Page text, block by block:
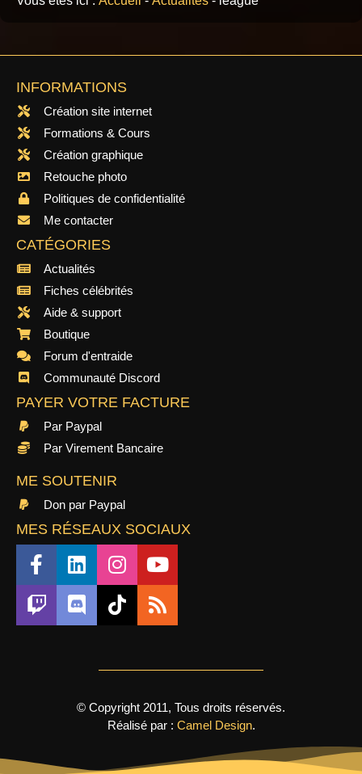
INFORMATIONS
Création site internet
Formations & Cours
Création graphique
Retouche photo
Politiques de confidentialité
Me contacter
CATÉGORIES
Actualités
Fiches célébrités
Aide & support
Boutique
Forum d'entraide
Communauté Discord
PAYER VOTRE FACTURE
Par Paypal
Par Virement Bancaire
ME SOUTENIR
Don par Paypal
MES RÉSEAUX SOCIAUX
© Copyright 2011, Tous droits réservés.
Réalisé par : Camel Design.